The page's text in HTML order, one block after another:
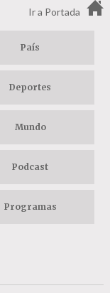
Ir a Portada
País
Deportes
Mundo
Podcast
Programas